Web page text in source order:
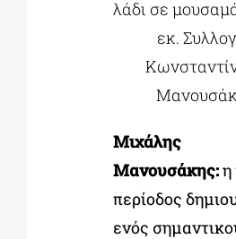
λάδι σε
εκ.
Μιχάλης
Μανουσάκης:η
περίοδος
ενός